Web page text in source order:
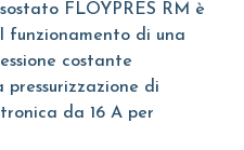
FLOYPRES RM è
di una
costante
di
da 16 A per